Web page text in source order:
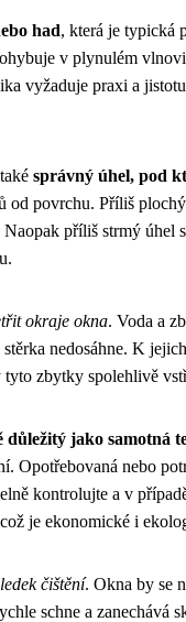
had, která je typická
v plynulém
vyžaduje praxi a
správný úhel, pod
od povrchu. Příliš
příliš strmý
okraje okna. Voda a
nedosáhne. K
zbytky spolehlivě
jako samotná
Opotřebovaná nebo
kontrolujte a v
je ekonomické i
čištění. Okna by se
schne a zanechává